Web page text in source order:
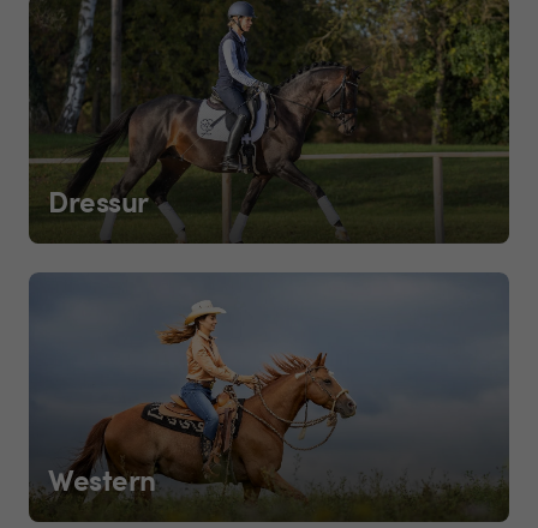
Dressur
Western